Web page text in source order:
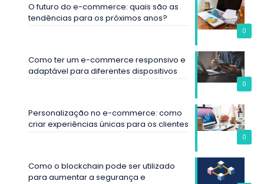
0
O futuro do e-commerce: quais são as
tendências para os próximos anos?
0
Como ter um e-commerce responsivo e
adaptável para diferentes dispositivos
0
Personalização no e-commerce: como
criar experiências únicas para os clientes
Como o blockchain pode ser utilizado
para aumentar a segurança e